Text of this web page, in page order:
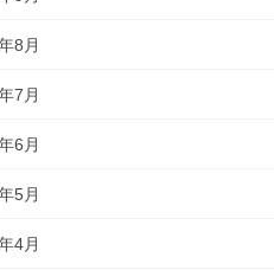
8月
7月
6月
5月
4月